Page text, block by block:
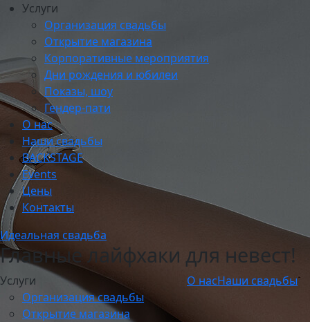
Услуги
Организация свадьбы
Открытие магазина
Корпоративные мероприятия
Дни рождения и юбилеи
Показы, шоу
Гендер-пати
О нас
Наши свадьбы
BACKSTAGE
Events
Цены
Контакты
Идеальная свадьба
Главные лайфхаки для невест!
Услуги
Организация свадьбы
Открытие магазина
О насНаши свадьбы